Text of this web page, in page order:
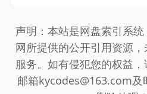
声明：本站是网盘索引系
网所提供的公开引用资源
服务。如有侵犯您的权益
邮箱kycodes@163.com及